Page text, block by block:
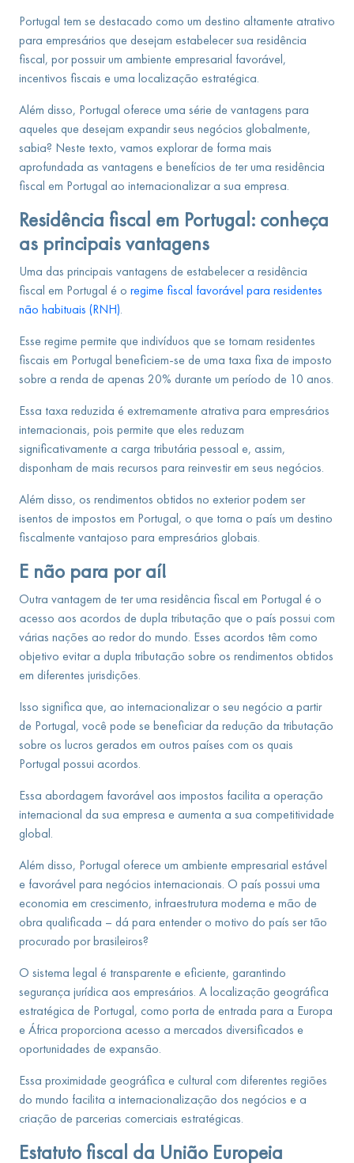
Portugal tem se destacado como um destino altamente atrativo
para empresários que desejam estabelecer sua residência
fiscal, por possuir um ambiente empresarial favorável,
incentivos fiscais e uma localização estratégica.
Além disso, Portugal oferece uma série de vantagens para
aqueles que desejam expandir seus negócios globalmente,
sabia? Neste texto, vamos explorar de forma mais
aprofundada as vantagens e benefícios de ter uma residência
fiscal em Portugal ao internacionalizar a sua empresa.
Residência fiscal em Portugal: conheça
as principais vantagens
Uma das principais vantagens de estabelecer a residência
fiscal em Portugal é o regime fiscal favorável para residentes
não habituais (RNH).
Esse regime permite que indivíduos que se tornam residentes
fiscais em Portugal beneficiem-se de uma taxa fixa de imposto
sobre a renda de apenas 20% durante um período de 10 anos.
Essa taxa reduzida é extremamente atrativa para empresários
internacionais, pois permite que eles reduzam
significativamente a carga tributária pessoal e, assim,
disponham de mais recursos para reinvestir em seus negócios.
Além disso, os rendimentos obtidos no exterior podem ser
isentos de impostos em Portugal, o que torna o país um destino
fiscalmente vantajoso para empresários globais.
E não para por aí!
Outra vantagem de ter uma residência fiscal em Portugal é o
acesso aos acordos de dupla tributação que o país possui com
várias nações ao redor do mundo. Esses acordos têm como
objetivo evitar a dupla tributação sobre os rendimentos obtidos
em diferentes jurisdições.
Isso significa que, ao internacionalizar o seu negócio a partir
de Portugal, você pode se beneficiar da redução da tributação
sobre os lucros gerados em outros países com os quais
Portugal possui acordos.
Essa abordagem favorável aos impostos facilita a operação
internacional da sua empresa e aumenta a sua competitividade
global.
Além disso, Portugal oferece um ambiente empresarial estável
e favorável para negócios internacionais. O país possui uma
economia em crescimento, infraestrutura moderna e mão de
obra qualificada – dá para entender o motivo do país ser tão
procurado por brasileiros?
O sistema legal é transparente e eficiente, garantindo
segurança jurídica aos empresários. A localização geográfica
estratégica de Portugal, como porta de entrada para a Europa
e África proporciona acesso a mercados diversificados e
oportunidades de expansão.
Essa proximidade geográfica e cultural com diferentes regiões
do mundo facilita a internacionalização dos negócios e a
criação de parcerias comerciais estratégicas.
Estatuto fiscal da União Europeia